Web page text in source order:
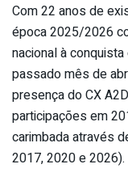
Com 22 anos de
época 2025/2026
nacional à conquista
passado mês de
presença do CX
participações em
carimbada através
2017, 2020 e 2026).